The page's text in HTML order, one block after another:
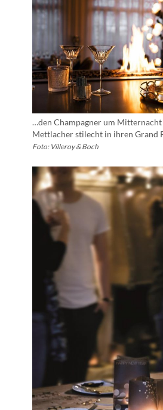
…den Champagner um
Mettlacher stilecht in ihren Grand
Foto: Villeroy & Boch